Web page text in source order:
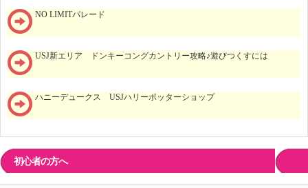
NO LIMITパレード
USJ新エリア ドンキーコングカントリー攻略♪遊びつくすには
ハニーデュークス USJハリーポッターショップ
初心者の方へ